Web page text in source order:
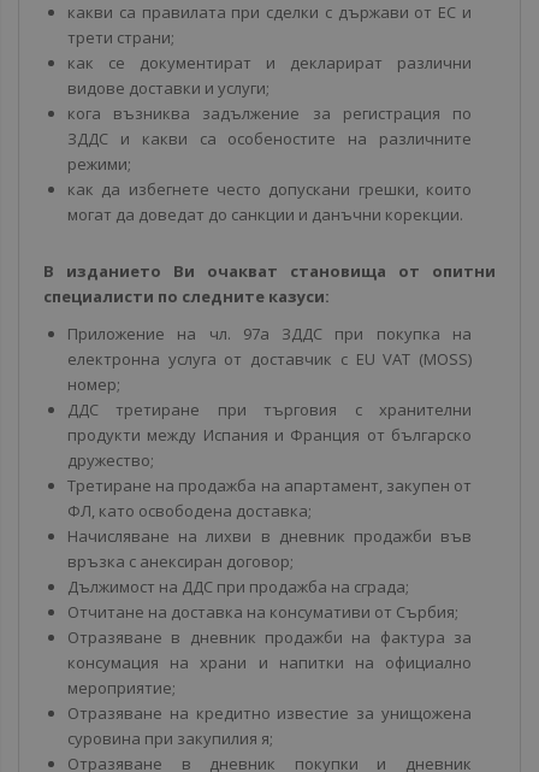
какви са правилата при сделки с държави от ЕС и
трети страни;
как се документират и декларират различни
видове доставки и услуги;
кога възниква задължение за регистрация по
ЗДДС и какви са особеностите на различните
режими;
как да избегнете често допускани грешки, които
могат да доведат до санкции и данъчни корекции.
В изданието Ви очакват становища от опитни
специалисти по следните казуси:
Приложение на чл. 97а ЗДДС при покупка на
електронна услуга от доставчик с EU VAT (MOSS)
номер;
ДДС третиране при търговия с хранителни
продукти между Испания и Франция от българско
дружество;
Третиране на продажба на апартамент, закупен от
ФЛ, като освободена доставка;
Начисляване на лихви в дневник продажби във
връзка с анексиран договор;
Дължимост на ДДС при продажба на сграда;
Отчитане на доставка на консумативи от Сърбия;
Отразяване в дневник продажби на фактура за
консумация на храни и напитки на официално
мероприятие;
Отразяване на кредитно известие за унищожена
суровина при закупилия я;
Отразяване в дневник покупки и дневник